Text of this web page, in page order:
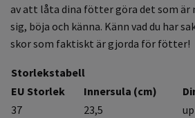
av att låta dina fötter göra det som är
sig, böja och känna. Känn vad du har
skor som faktiskt är gjorda för fötter!
Storlekstabell
EU Storlek
Innersula (cm)
37
23,5